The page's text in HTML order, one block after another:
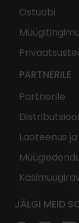
Ostuabi
PARTNERILE
Partnerile
Laoteenus
JÄLGI MEID